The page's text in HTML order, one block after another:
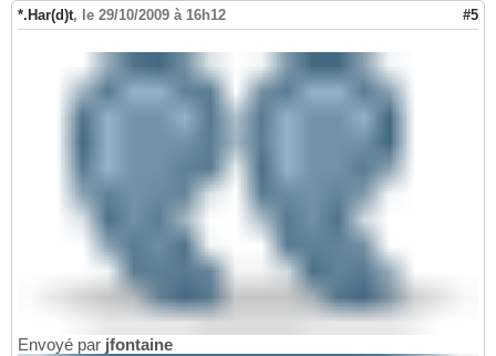
*.Har(d)t, le 29/10/2009 à 16h12 #5
Envoyé par jfontaine